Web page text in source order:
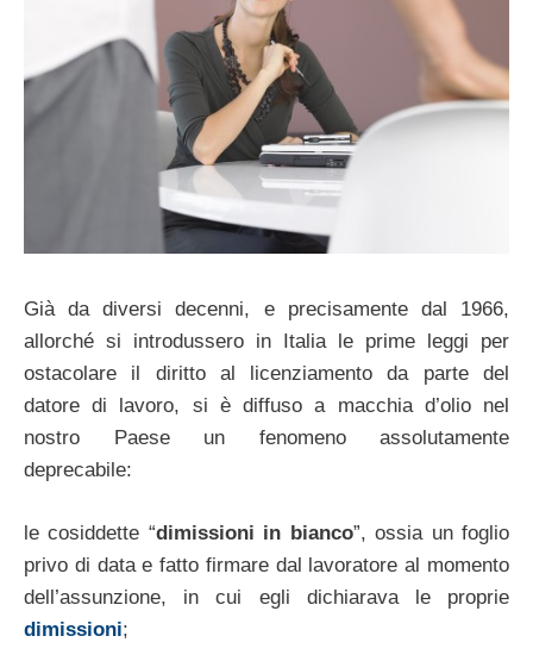
Già da diversi decenni, e precisamente dal 1966,
allorché si introdussero in Italia le prime leggi per
ostacolare il diritto al licenziamento da parte del
datore di lavoro, si è diffuso a macchia d’olio nel
nostro Paese un fenomeno assolutamente
deprecabile:
le cosiddette “dimissioni in bianco”, ossia un foglio
privo di data e fatto firmare dal lavoratore al momento
dell’assunzione, in cui egli dichiarava le proprie
dimissioni;